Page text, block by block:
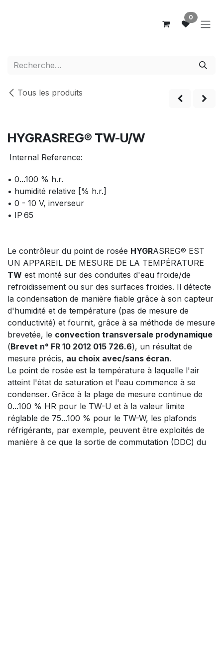
0
Tous les produits
Nouveau!
HYGRASREG® TW-U/W
Internal Reference:
• 0...100 % h.r.
• humidité relative [% h.r.]
• 0 - 10 V, inverseur
• IP 65
Le contrôleur du point de rosée HYGRASREG® EST
UN APPAREIL DE MESURE DE LA TEMPÉRATURE
TW est monté sur des conduites d'eau froide/de
refroidissement ou sur des surfaces froides. Il détecte
la condensation de manière fiable grâce à son capteur
d'humidité et de température (pas de mesure de
conductivité) et fournit, grâce à sa méthode de mesure
brevetée, le convection transversale prodynamique
(Brevet n° FR 10 2012 015 726.6), un résultat de
mesure précis, au choix avec/sans écran.
Le point de rosée est la température à laquelle l'air
atteint l'état de saturation et l'eau commence à se
condenser. Grâce à la plage de mesure continue de
0...100 % HR pour le TW-U et à la valeur limite
réglable de 75...100 % pour le TW-W, les plafonds
réfrigérants, par exemple, peuvent être exploités de
manière à ce que la sortie de commutation (DDC) du